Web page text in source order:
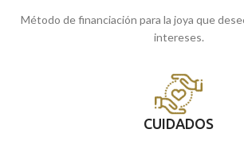
Método de financiación para la joya que
intereses.
CUIDADOS